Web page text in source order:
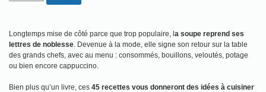
Longtemps mise de côté parce que trop populaire, l a soupe reprend ses
lettres de noblesse. Devenue à la mode, elle signe son retour sur la table
des grands chefs, avec au menu : consommés, bouillons, veloutés, potage
ou bien encore cappuccino.
Bien plus qu’un livre, ces 45 recettes vous donneront des idées à cuisiner